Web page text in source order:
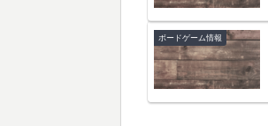
ボードゲーム情報